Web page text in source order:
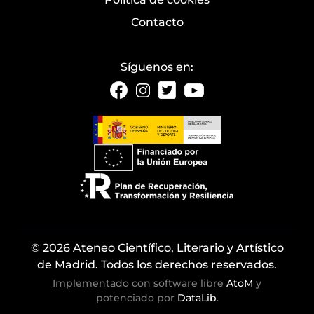
Contacto
Síguenos en:
© 2026 Ateneo Científico, Literario y Artístico
de Madrid. Todos los derechos reservados.
Implementado con software libre AtoM y
potenciado por DataLib.